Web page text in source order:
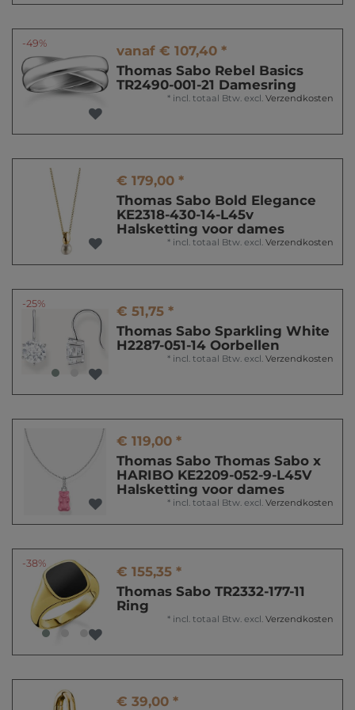
-49%
vanaf € 107,40 *
Thomas Sabo Rebel Basics
TR2490-001-21 Damesring
* incl. totaal Btw. excl. Verzendkosten
€ 179,00 *
Thomas Sabo Bold Elegance
KE2318-430-14-L45v
Halsketting voor dames
* incl. totaal Btw. excl. Verzendkosten
-25%
€ 51,75 *
Thomas Sabo Sparkling White
H2287-051-14 Oorbellen
* incl. totaal Btw. excl. Verzendkosten
€ 119,00 *
Thomas Sabo Thomas Sabo x
HARIBO KE2209-052-9-L45V
Halsketting voor dames
* incl. totaal Btw. excl. Verzendkosten
-38%
€ 155,35 *
Thomas Sabo TR2332-177-11
Ring
* incl. totaal Btw. excl. Verzendkosten
€ 39,00 *